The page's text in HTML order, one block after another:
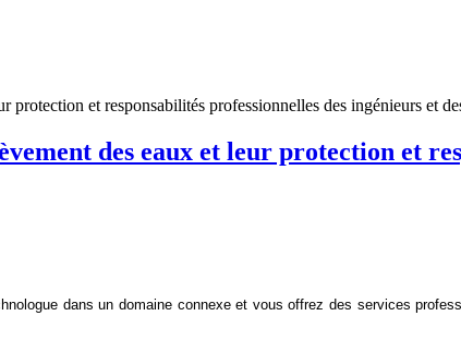
et responsabilités professionnelles des ingénieurs et
des eaux et leur protection et
dans un domaine connexe et vous offrez des services